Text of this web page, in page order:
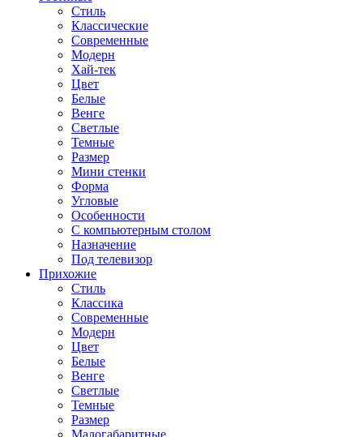
Стиль
Классические
Современные
Модерн
Хай-тек
Цвет
Белые
Венге
Светлые
Темные
Размер
Мини стенки
Форма
Угловые
Особенности
С компьютерным столом
Назначение
Под телевизор
Прихожие
Стиль
Классика
Современные
Модерн
Цвет
Белые
Венге
Светлые
Темные
Размер
Малогабаритные